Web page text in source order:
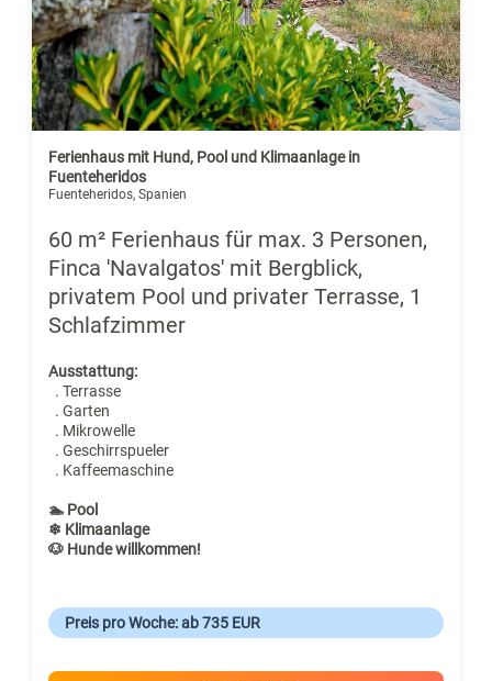
Ferienhaus mit Hund, Pool und Klimaanlage in
Fuenteheridos
Fuenteheridos, Spanien
60 m² Ferienhaus für max. 3 Personen,
Finca 'Navalgatos' mit Bergblick,
privatem Pool und privater Terrasse, 1
Schlafzimmer
Ausstattung:
. Terrasse
. Garten
. Mikrowelle
. Geschirrspueler
. Kaffeemaschine
🏊 Pool
❄ Klimaanlage
🐶 Hunde willkommen!
Preis pro Woche: ab 735 EUR